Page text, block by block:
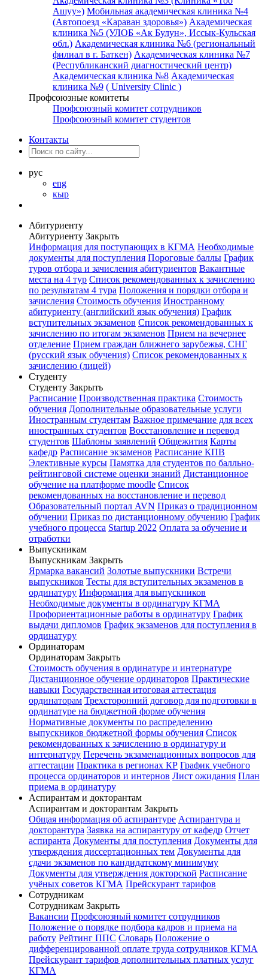
Ашуу») Мобильная академическая клиника №4
(Автопоезд «Караван здоровья») Академическая
клиника №5 (УЛОБ «Ак Булун», Иссык-Кульская
обл.) Академическая клиника №6 (региональный
филиал в г. Баткен) Академическая клиника №7
(Республиканский диагностический центр)
Академическая клиника №8 Академическая
клиника №9 ( University Clinic )
Профсоюзные комитеты
Профсоюзный комитет сотрудников
Профсоюзный комитет студентов
Контакты
рус
eng
кыр
Абитуриенту
Абитуриенту Закрыть
Информация для поступающих в КГМА Необходимые
документы для поступления Пороговые баллы График
туров отбора и зачисления абитуриентов Вакантные
места на 4 тур Список рекомендованных к зачислению
по результатам 4 тура Положения и порядки отбора и
зачисления Стоимость обучения Иностранному
абитуриенту (английский язык обучения) График
вступительных экзаменов Список рекомендованных к
зачислению по итогам экзаменов Прием на вечернее
отделение Прием граждан ближнего зарубежья, СНГ
(русский язык обучения) Список рекомендованных к
зачислению (лицей)
Студенту
Студенту Закрыть
Расписание Производственная практика Стоимость
обучения Дополнительные образовательные услуги
Иностранным студентам Важное примечание для всех
иностранных студентов Восстановление и перевод
студентов Шаблоны заявлений Общежития Карты
кафедр Расписание экзаменов Расписание КПВ
Элективные курсы Памятка для студентов по балльно-
рейтинговой системе оценки знаний Дистанционное
обучение на платформе moodle Список
рекомендованных на восстановление и перевод
Образовательный портал AVN Приказ о традиционном
обучении Приказ по дистанционному обучению График
учебного процесса Startup 2022 Оплата за обучение и
отработки
Выпускникам
Выпускникам Закрыть
Ярмарка вакансий Золотые выпускники Встречи
выпускников Тесты для вступительных экзаменов в
ординатуру Информация для выпускников
Необходимые документы в ординатуру КГМА
Профориентационные работы в ординатуру График
выдачи дипломов График экзаменов для поступления в
ординатуру
Ординаторам
Ординаторам Закрыть
Стоимость обучения в ординатуре и интернатуре
Дистанционное обучение ординаторов Практические
навыки Государственная итоговая аттестация
ординаторам Трехсторонний договор для подготовки в
ординатуре на бюджетной форме обучения
Нормативные документы по распределению
выпускников бюджетной формы обучения Список
рекомендованных к зачислению в ординатуру и
интернатуру Перечень экзаменационных вопросов для
аттестации Практика в регионах КР График учебного
процесса ординаторов и интернов Лист ожидания План
приема в ординатуру
Аспирантам и докторантам
Аспирантам и докторантам Закрыть
Общая информация об аспирантуре Аспирантура и
докторантура Заявка на аспирантуру от кафедр Отчет
аспиранта Документы для поступления Документы для
утверждения диссертационных тем Документы для
сдачи экзаменов по кандидатскому минимуму
Документы для утверждения докторской Расписание
учёных советов КГМА Прейскурант тарифов
Сотрудникам
Сотрудникам Закрыть
Вакансии Профсоюзный комитет сотрудников
Положение о порядке подбора кадров и приема на
работу Рейтинг ППС Словарь Положение о
дифференцированной оплате труда сотрудников КГМА
Прейскурант тарифов дополнительных платных услуг
КГМА